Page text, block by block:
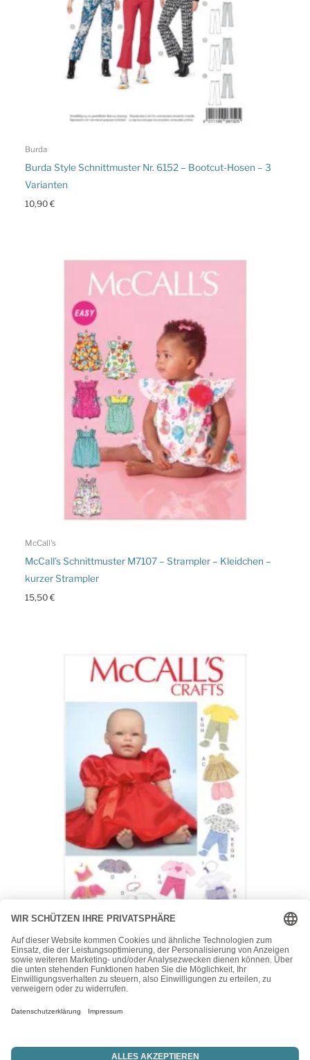
Burda
Burda Style Schnittmuster Nr. 6152 – Bootcut-Hosen – 3
Varianten
10,90€
McCall's
McCall’s Schnittmuster M7107 – Strampler – Kleidchen –
kurzer Strampler
15,50€
McCall's
McCall’s Schnittmuster M7066 – Puppenkleider – Puppe –
Größe 28 -41 cm
15,50€